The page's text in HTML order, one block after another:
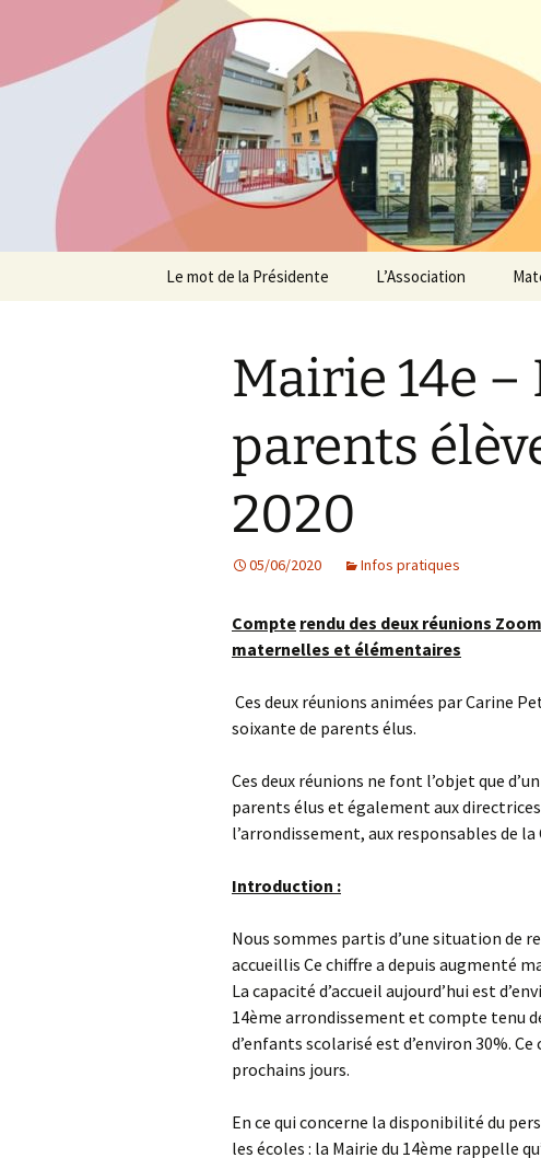
AIP Paris
des
Agit – s'Investit – Participe au
Le mot de la Présidente L’Association
Suivez l’actualité de
Un peu d’histoire…
Débats et réflexions
Nous rejoindre
Ligne éditoriale
Mairie 14e
parents
2020
05/06/2020 Infos pratiques
Compte rendu des deux réunions
maternelles et élémentaires
Ces deux réunions animées par Carine
soixante de parents élus.
Ces deux réunions ne font l’objet que
parents élus et également aux
l’arrondissement, aux responsables de la
Introduction :
Nous sommes partis d’une situation de
accueillis Ce chiffre a depuis augmenté
La capacité d’accueil aujourd’hui est
14ème arrondissement et compte tenu
d’enfants scolarisé est d’environ 30%.
prochains jours.
En ce qui concerne la disponibilité du
les écoles : la Mairie du 14ème rappelle